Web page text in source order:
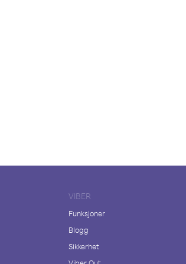
VIBER
Funksjoner
Blogg
Sikkerhet